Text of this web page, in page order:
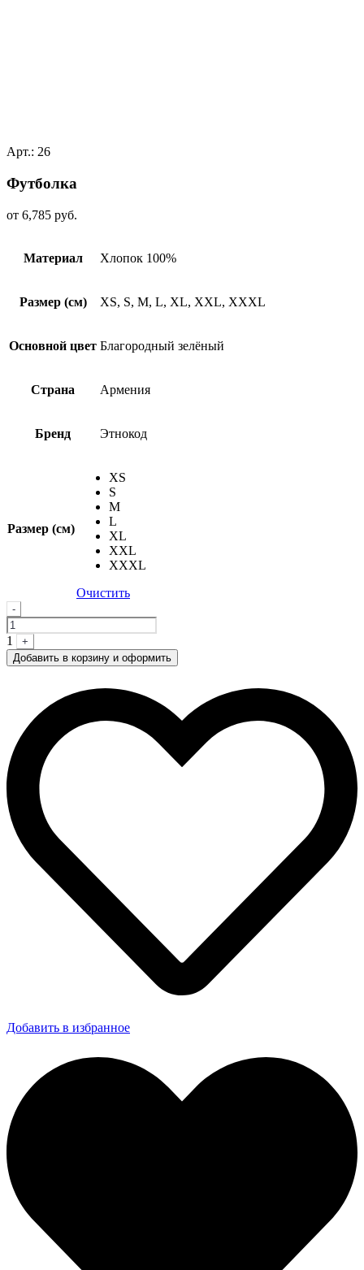
Арт.: 26
Футболкa
от 6,785 руб.
Материал Хлопок 100%
Размер (см) XS, S, M, L, XL, XXL, XXXL
Основной цвет Благородный зелёный
Страна Армения
Бренд Этнокод
Размер (см)
XS
S
M
L
XL
XXL
XXXL
Очистить
Quantity
-
1
+
Добавить в корзину и оформить
Добавить в избранное